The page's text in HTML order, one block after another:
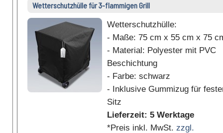
Wetterschutzhülle für 3-flammigen Grill
Wetterschutzhülle:
- Maße: 75 cm x 55 cm x 75
- Material: Polyester mit PVC
Beschichtung
- Farbe: schwarz
- Inklusive Gummizug für
Sitz
Lieferzeit: 5 Werktage
*Preis inkl. MwSt. zzgl.